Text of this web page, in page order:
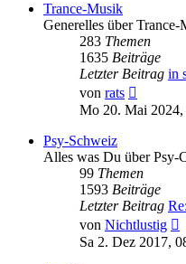
Trance-Musik
Generelles über Trance-
283 Themen
1635 Beiträge
Letzter Beitrag in
von rats
Beitrag
Mo 20. Mai 2024,
Psy-Schweiz
Alles was Du über Psy-
99 Themen
1593 Beiträge
Letzter Beitrag
von Nichtlustig
Sa 2. Dez 2017,